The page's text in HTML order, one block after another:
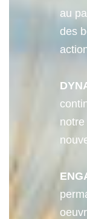
au
des